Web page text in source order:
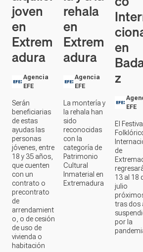
joven
en
Extrem
adura
EFE
beneficiarias
de estas
ayudas las
personas
jóvenes, entre
18 y 35 años,
que cuenten
con un
contrato o
precontrato
de
arrendamient
o, o de cesión
de uso de
vivienda o
habitación
rehala
en
Extrem
adura
EFE
la rehala han
sido
reconocidas
con la
categoría de
Patrimonio
Cultural
Inmaterial en
Extremadura
en
z
EFE
de
13 al 18
julio
próximos,
tras dos
por la
pandemia